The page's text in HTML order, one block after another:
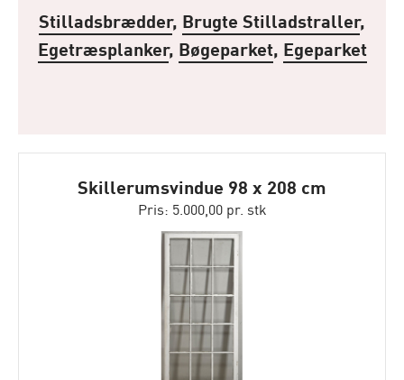
Stilladsbrædder, Brugte Stilladstraller,
Egetræsplanker, Bøgeparket, Egeparket
Skillerumsvindue 98 x 208 cm
Pris: 5.000,00 pr. stk